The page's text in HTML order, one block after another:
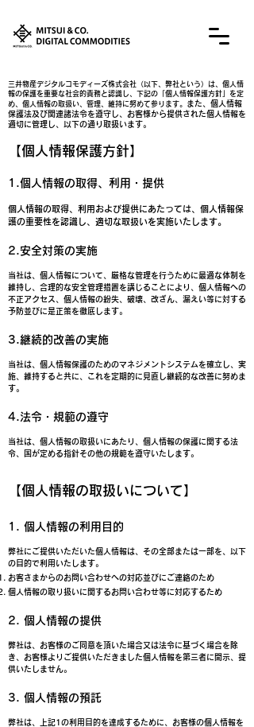
​三井物産デジタルコモディーズ株式会社（以下、弊社という）は、個人情
報の保護を重要な社会的責務と認識し、下記の「個人情報保護方針」を定
め、個人情報の取扱い、管理、維持に努めて参ります。
また、個人情報
保護法及び関連諸法令を遵守し、お客様から提供された個人情報を
適切に管理し、以下の通り取扱います。
【個人情報保護方針】
1.個人情報の取得、利用・提供
個人情報の取得、利用および提供にあたっては、個人情報保
護の重要性を認識し、適切な取扱いを実施いたします。
2.安全対策の実施
当社は、個人情報について、厳格な管理を行うために最適な体制を
維持し、合理的な安全管理措置を講じることにより、個人情報への
不正アクセス、個人情報の紛失、破壊、改ざん、漏えい等に対する
予防並びに是正策を徹底します。
3.継続的改善の実施
当社は、個人情報保護のためのマネジメントシステムを確立し、実
施、維持すると共に、これを定期的に見直し継続的な改善に努めま
す。
4.法令・規範の遵守
当社は、個人情報の取扱いにあたり、個人情報の保護に関する法
令、国が定める指針その他の規範を遵守いたします。
【個人情報の取扱いについて】
1. 個人情報の利用目的
弊社にご提供いただいた個人情報は、その全部または一部を、以下
の目的で利用いたします。
お客さまからのお問い合わせへの対応並びにご連絡のため
個人情報の取り扱いに関するお問い合わせ等に対応するため
2. 個人情報の提供
​弊社は、お客様のご同意を頂いた場合又は法令に基づく場合を除
き、お客様よりご提供いただきました個人情報を第三者に開示、提
供いたしません。
​3. 個人情報の預託​
弊社は、上記1の利用目的を達成するために、お客様の個人情報を